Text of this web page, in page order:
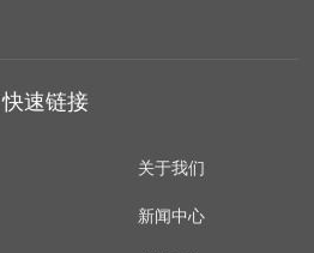
快速链接
关于我们
新闻中心